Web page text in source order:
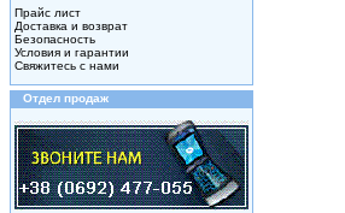
Прайс лист
Доставка и возврат
Безопасность
Условия и гарантии
Свяжитесь с нами
Отдел продаж